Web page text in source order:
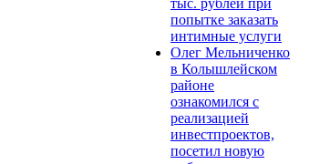
попытке заказать
интимные услуги
Олег Мельниченко
в Колышлейском
районе
ознакомился с
реализацией
инвестпроектов,
посетил новую